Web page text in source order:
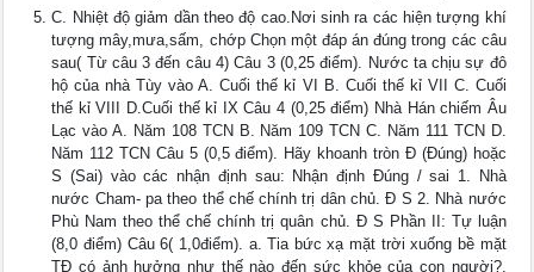
C. Nhiệt độ giảm dần theo độ cao.Nơi sinh ra các hiện tượng khí
tượng mây,mưa,sấm, chớp Chọn một đáp án đúng trong các câu
sau( Từ câu 3 đến câu 4) Câu 3 (0,25 điểm). Nước ta chịu sự đô
hộ của nhà Tùy vào A. Cuối thế kỉ VI B. Cuối thế kỉ VII C. Cuối
thế kỉ VIII D.Cuối thế kỉ IX Câu 4 (0,25 điểm) Nhà Hán chiếm Âu
Lạc vào A. Năm 108 TCN B. Năm 109 TCN C. Năm 111 TCN D.
Năm 112 TCN Câu 5 (0,5 điểm). Hãy khoanh tròn Đ (Đúng) hoặc
S (Sai) vào các nhận định sau: Nhận định Đúng / sai 1. Nhà
nước Cham- pa theo thể chế chính trị dân chủ. Đ S 2. Nhà nước
Phù Nam theo thể chế chính trị quân chủ. Đ S Phần II: Tự luận
(8,0 điểm) Câu 6( 1,0điểm). a. Tia bức xạ mặt trời xuống bề mặt
TĐ có ảnh hưởng như thế nào đến sức khỏe của con người?,